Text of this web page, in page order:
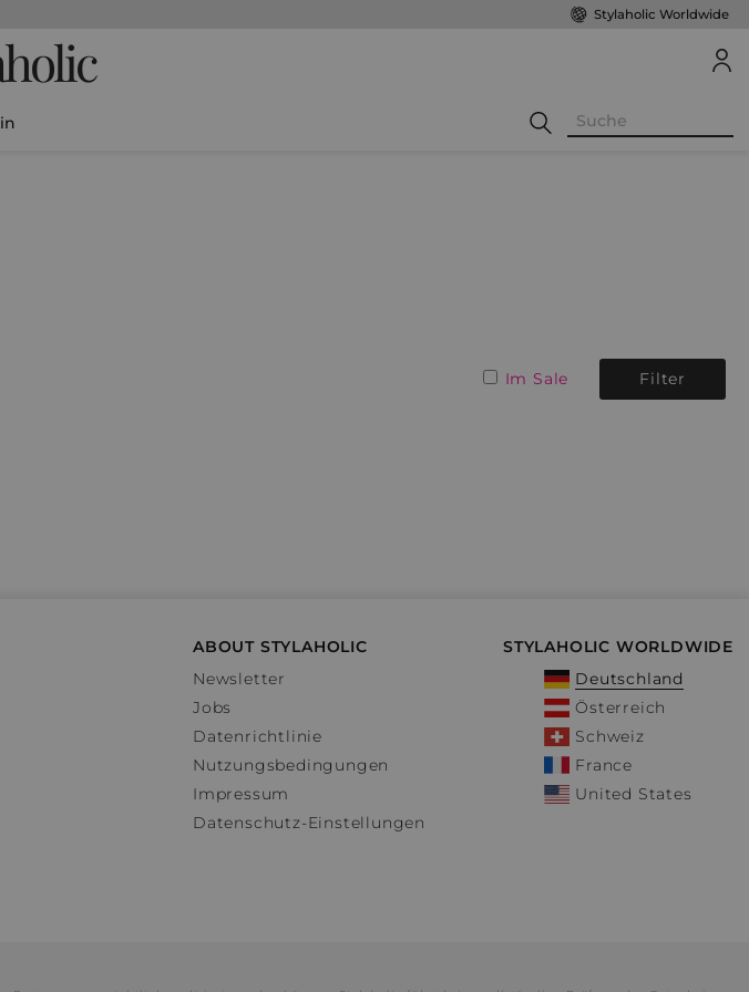
Stylaholic Worldwide
Im Sale Filter
ABOUT STYLAHOLIC
Newsletter
Jobs
Datenrichtlinie
Nutzungsbedingungen
Impressum
Datenschutz-Einstellungen
STYLAHOLIC WORLDWIDE
Deutschland
Österreich
Schweiz
France
United States